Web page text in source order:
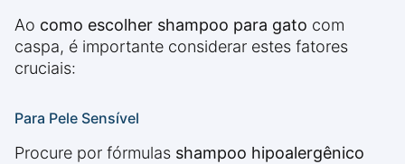
Ao como escolher shampoo para gato com
caspa, é importante considerar estes fatores
cruciais:
Para Pele Sensível
Procure por fórmulas shampoo hipoalergênico